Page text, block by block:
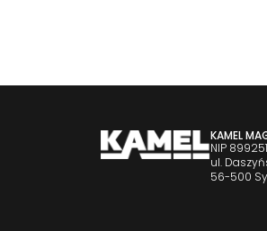
KAMEL
NIP
ul.
56-500